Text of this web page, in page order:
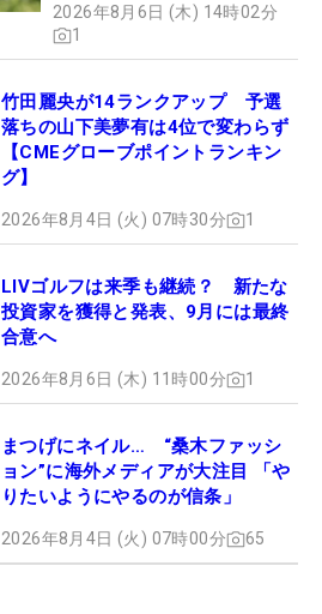
2026年8月6日 (木) 14時02分
1
竹田麗央が14ランクアップ 予選
落ちの山下美夢有は4位で変わらず
【CMEグローブポイントランキン
グ】
2026年8月4日 (火) 07時30分 1
LIVゴルフは来季も継続？ 新たな
投資家を獲得と発表、9月には最終
合意へ
2026年8月6日 (木) 11時00分 1
まつげにネイル… “桑木ファッシ
ョン”に海外メディアが大注目 「や
りたいようにやるのが信条」
2026年8月4日 (火) 07時00分 65